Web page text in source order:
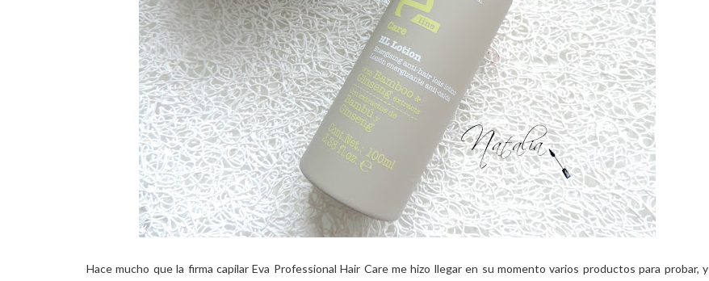
Hace mucho que la firma capilar Eva Professional Hair Care me hizo llegar en su momento varios productos para probar, y